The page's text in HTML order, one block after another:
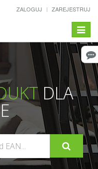
ZALOGUJ ZAREJESTRUJ
menu
DLA